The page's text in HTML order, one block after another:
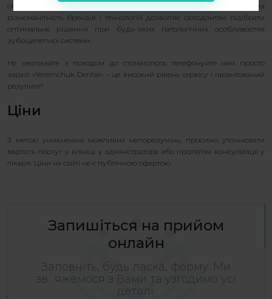
обладнання, а також на досвіді першокласних фахівців. Широка
різноманітність брендів і технологій дозволяє ортодонтам підібрати
оптимальне рішення при будь-яких патологічних особливостях
зубощелепної системи.
Не зволікайте з походом до стоматолога, телефонуйте нам просто
зараз! «Yeremchuk Dental» – це високий рівень сервісу і гарантований
результат!
Ціни
З метою уникнення можливих непорозумінь, просимо уточнювати
вартість послуг у клініці у адміністратора або протягом консультації у
лікаря. Ціни на сайті не є публічною офертою.
Запишіться на прийом
онлайн
Заповніть, будь ласка, форму. Ми
зв`яжемося з Вами та узгодимо усі
деталі.